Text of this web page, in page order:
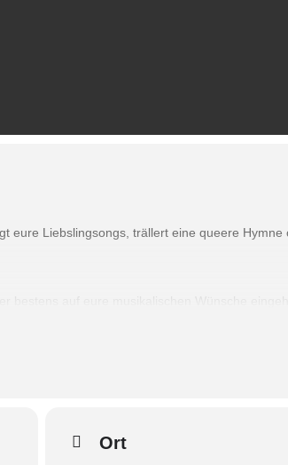
eure Liebslingsongs, trällert eine queere
gezahlt.
Ort